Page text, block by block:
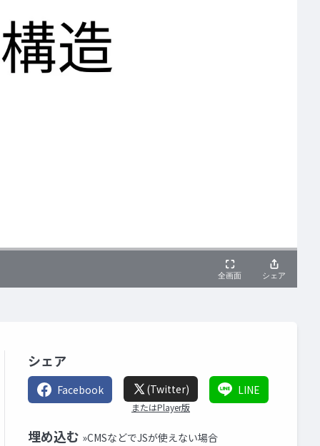
シェア
Facebook (Twitter)
またはPlayer版
LINE
埋め込む »CMSなどでJSが使えない場合